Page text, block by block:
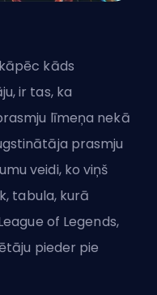
kāds
ir tas, ka
līmeņa nekā
prasmju
veidi, ko viņš
tabula, kurā
of Legends,
pieder pie